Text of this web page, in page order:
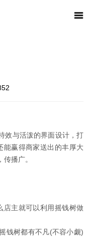
效与活泼的界面设计，打
能赢得商家送出的丰厚大
播广。
店主就可以利用摇钱树做
钱树都有不凡(不容小觑)